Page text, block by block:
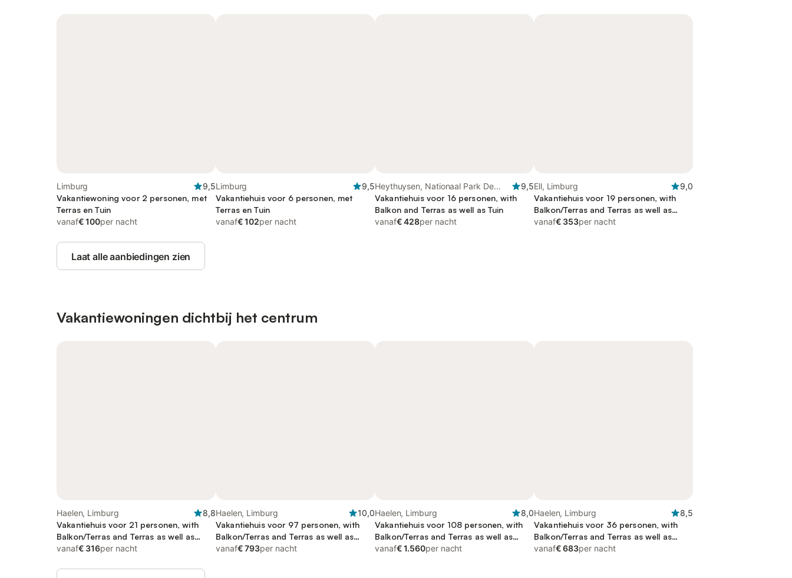
Limburg
9,5
Vakantiewoning voor 2 personen, met
Terras en Tuin
vanaf€ 100per nacht
Limburg
9,5
Vakantiehuis voor 6 personen, met
Terras en Tuin
vanaf€ 102per nacht
Heythuysen, Nationaal Park De
Groote Peel
9,5
Vakantiehuis voor 16 personen, with
Balkon and Terras as well as Tuin
vanaf€ 428per nacht
Ell, Limburg
9,0
Vakantiehuis voor 19 personen, with
Balkon/Terras and Terras as well as
Sauna and Uitzicht op het meer
vanaf€ 353per nacht
Laat alle aanbiedingen zien
Vakantiewoningen dichtbij het centrum
Haelen, Limburg
8,8
Vakantiehuis voor 21 personen, with
Balkon/Terras and Terras as well as
Uitzicht op het meer
vanaf€ 316per nacht
Haelen, Limburg
10,0
Vakantiehuis voor 97 personen, with
Balkon/Terras and Terras as well as
Uitzicht op het meer
vanaf€ 793per nacht
Haelen, Limburg
8,0
Vakantiehuis voor 108 personen, with
Balkon/Terras and Terras as well as
Uitzicht op het meer
vanaf€ 1.560per nacht
Haelen, Limburg
8,5
Vakantiehuis voor 36 personen, with
Balkon/Terras and Terras as well as
Uitzicht op het meer
vanaf€ 683per nacht